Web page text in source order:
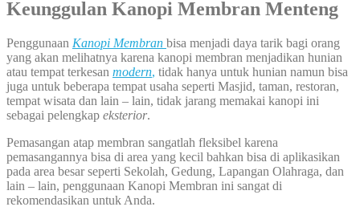
Keunggulan Kanopi Membran Menteng
Penggunaan Kanopi Membran bisa menjadi daya tarik bagi orang
yang akan melihatnya karena kanopi membran menjadikan hunian
atau tempat terkesan modern, tidak hanya untuk hunian namun bisa
juga untuk beberapa tempat usaha seperti Masjid, taman, restoran,
tempat wisata dan lain – lain, tidak jarang memakai kanopi ini
sebagai pelengkap eksterior.
Pemasangan atap membran sangatlah fleksibel karena
pemasangannya bisa di area yang kecil bahkan bisa di aplikasikan
pada area besar seperti Sekolah, Gedung, Lapangan Olahraga, dan
lain – lain, penggunaan Kanopi Membran ini sangat di
rekomendasikan untuk Anda.